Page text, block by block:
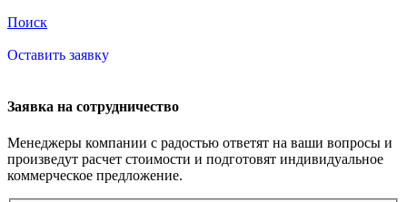
Поиск
Оставить заявку
Заявка на сотрудничество
Менеджеры компании с радостью ответят на ваши вопросы и
произведут расчет стоимости и подготовят индивидуальное
коммерческое предложение.